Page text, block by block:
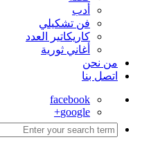
أدب
فن تشكيلي
كاريكاتير العدد
أغاني ثورية
من نحن
اتصل بنا
facebook
google+